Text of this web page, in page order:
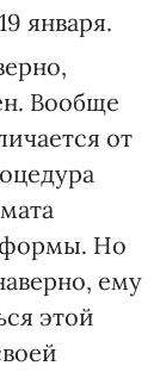
января.
Вообще
от
формы. Но
ему
этой